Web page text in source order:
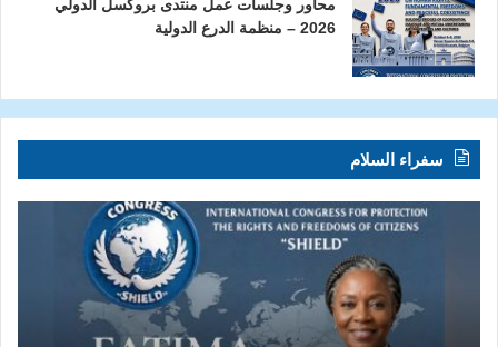
محاور وجلسات عمل منتدى بروكسل الدولي
2026 – منظمة الدرع الدولية
سفراء السلام